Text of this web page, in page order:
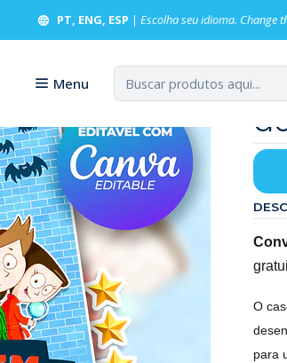
Menu
PT, ENG, ESP | Escolha seu idioma. Change
Convite Digital Aniversário Detetives do Prédio
O
para